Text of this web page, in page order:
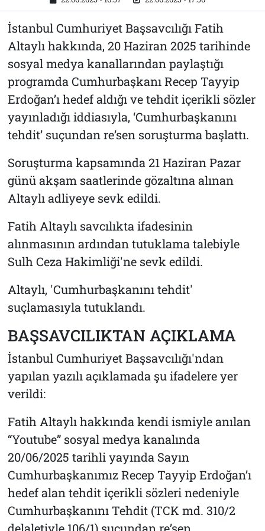
İstanbul Cumhuriyet Başsavcılığı Fatih
Altaylı hakkında, 20 Haziran 2025 tarihinde
sosyal medya kanallarından paylaştığı
programda Cumhurbaşkanı Recep Tayyip
Erdoğan’ı hedef aldığı ve tehdit içerikli sözler
yayınladığı iddiasıyla, ‘Cumhurbaşkanını
tehdit’ suçundan re’sen soruşturma başlattı.
Soruşturma kapsamında 21 Haziran Pazar
günü akşam saatlerinde gözaltına alınan
Altaylı adliyeye sevk edildi.
Fatih Altaylı savcılıkta ifadesinin
alınmasının ardından tutuklama talebiyle
Sulh Ceza Hakimliği'ne sevk edildi.
Altaylı, 'Cumhurbaşkanını tehdit'
suçlamasıyla tutuklandı.
BAŞSAVCILIKTAN AÇIKLAMA
İstanbul Cumhuriyet Başsavcılığı'ndan
yapılan yazılı açıklamada şu ifadelere yer
verildi:
Fatih Altaylı hakkında kendi ismiyle anılan
“Youtube” sosyal medya kanalında
20/06/2025 tarihli yayında Sayın
Cumhurbaşkanımız Recep Tayyip Erdoğan’ı
hedef alan tehdit içerikli sözleri nedeniyle
Cumhurbaşkanını Tehdit (TCK md. 310/2